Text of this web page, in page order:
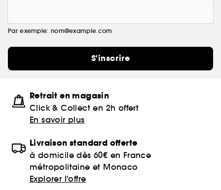
Par exemple: nom@example.com
S'inscrire
Retrait en magasin
Click & Collect en 2h offert
En savoir plus
Livraison standard offerte
à domicile dès 60€ en France
métropolitaine et Monaco
Explorer l'offre